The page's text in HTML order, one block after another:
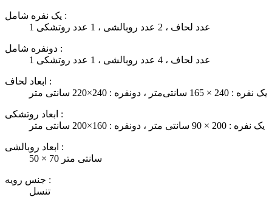
یک نفره شامل :
1 عدد لحاف ، 2 عدد روبالشی ، 1 عدد روتشکی
دونفره شامل :
1 عدد لحاف ، 4 عدد روبالشی ، 1 عدد روتشکی
ابعاد لحاف :
یک نفره : 240 × 165 سانتی‌متر ، دونفره : 240×220 سانتی متر
ابعاد روتشکی :
یک نفره : 200 × 90 سانتی متر ، دونفره : 160×200 سانتی متر
ابعاد روبالشی :
50 × 70 سانتی متر
جنس رویه :
تنسل